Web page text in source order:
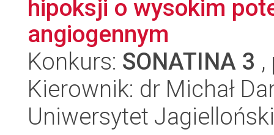
hipoksji o wysokim
angiogennym
Konkurs: SONATINA 3
Kierownik: dr Michał
Uniwersytet